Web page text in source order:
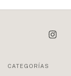
CATEGORÍAS